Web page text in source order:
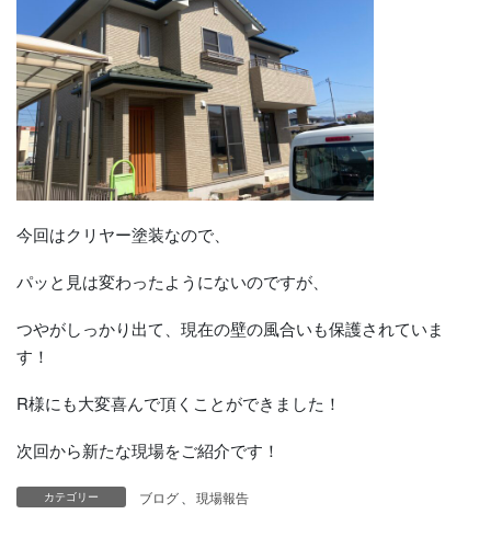
今回はクリヤー塗装なので、
パッと見は変わったようにないのですが、
つやがしっかり出て、現在の壁の風合いも保護されていま
す！
R様にも大変喜んで頂くことができました！
次回から新たな現場をご紹介です！
カテゴリー ブログ 現場報告